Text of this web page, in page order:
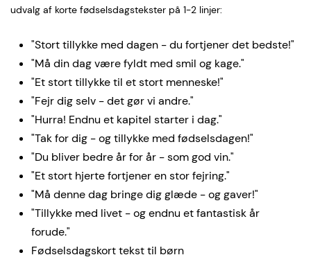
udvalg af korte fødselsdagstekster på 1-2 linjer:
"Stort tillykke med dagen - du fortjener det bedste!"
"Må din dag være fyldt med smil og kage."
"Et stort tillykke til et stort menneske!"
"Fejr dig selv - det gør vi andre."
"Hurra! Endnu et kapitel starter i dag."
"Tak for dig - og tillykke med fødselsdagen!"
"Du bliver bedre år for år - som god vin."
"Et stort hjerte fortjener en stor fejring."
"Må denne dag bringe dig glæde - og gaver!"
"Tillykke med livet - og endnu et fantastisk år
forude."
Fødselsdagskort tekst til børn